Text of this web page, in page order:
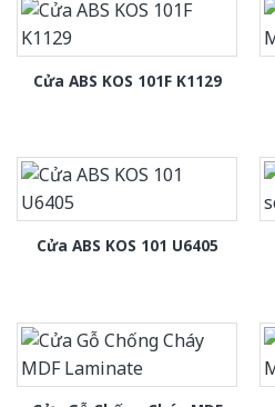
Cửa ABS KOS 101F K1129
Cửa ABS KOS 101 U6405